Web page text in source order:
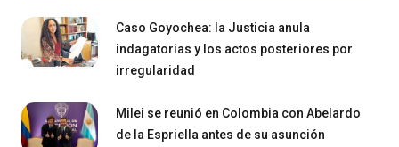
Caso Goyochea: la Justicia anula
indagatorias y los actos posteriores por
irregularidad
Milei se reunió en Colombia con Abelardo
de la Espriella antes de su asunción